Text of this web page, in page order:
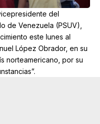
del
de Venezuela (PSUV),
este lunes al
López Obrador, en su
norteamericano, por su